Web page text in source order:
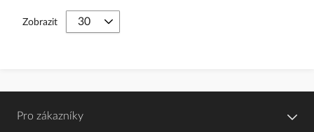
Zobrazit
Pro zákazníky